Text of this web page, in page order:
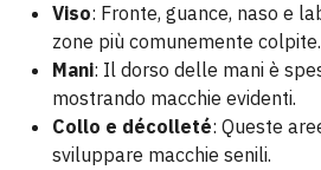
Viso: Fronte, guance, naso e
zone più comunemente colpite.
Mani: Il dorso delle mani è
mostrando macchie evidenti.
Collo e décolleté: Queste
sviluppare macchie senili.